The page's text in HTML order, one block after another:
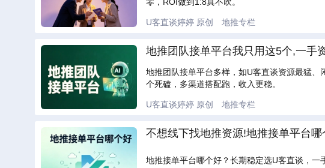
U客直谈婷婷 原创 地推专栏
地推团队接单平台我只用这5个,一手
地推团队接单平台多样，如U客直谈资源最猛
个死磕，多渠道搭配跑，收入更稳。
U客直谈婷婷 原创 地推专栏
不想线下找地推资源!地推接单平台
地推接单平台哪个好？长期稳定选U客直谈，一